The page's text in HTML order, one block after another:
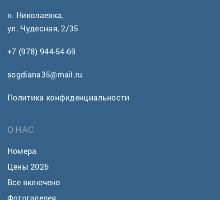
п. Николаевка,
ул. Чудесная, 2/35
+7 (978) 944-54-69
sogdiana35@mail.ru
Политика конфиденциальности
О НАС
Номера
Цены 2026
Все включено